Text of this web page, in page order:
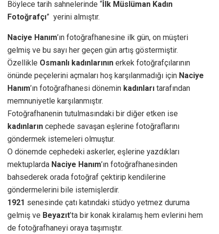
Böylece tarih sahnelerinde “İlk Müslüman Kadın
Fotoğrafçı” yerini almıştır.
Naciye Hanım’ın fotoğrafhanesine ilk gün, on müşteri
gelmiş ve bu sayı her geçen gün artış göstermiştir.
Özellikle Osmanlı kadınlarının erkek fotoğrafçılarının
önünde peçelerini açmaları hoş karşılanmadığı için Naciye
Hanım’ın fotoğrafhanesi dönemin kadınları tarafından
memnuniyetle karşılanmıştır.
Fotoğrafhanenin tutulmasındaki bir diğer etken ise
kadınların cephede savaşan eşlerine fotoğraflarını
göndermek istemeleri olmuştur.
O dönemde cephedeki askerler, eşlerine yazdıkları
mektuplarda Naciye Hanım’ın fotoğrafhanesinden
bahsederek orada fotoğraf çektirip kendilerine
göndermelerini bile istemişlerdir.
1921 senesinde çatı katındaki stüdyo yetmez duruma
gelmiş ve Beyazıt’ta bir konak kiralamış hem evlerini hem
de fotoğrafhaneyi oraya taşımıştır.